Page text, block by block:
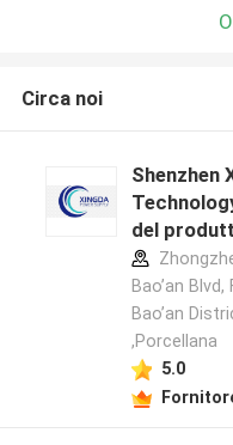
Circa noi
Shenzhen
del
Bao’an
Bao’an
,Porcellana
5.0